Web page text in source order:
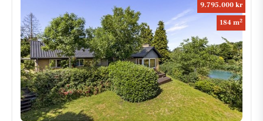
9.795.000 kr
184 m2